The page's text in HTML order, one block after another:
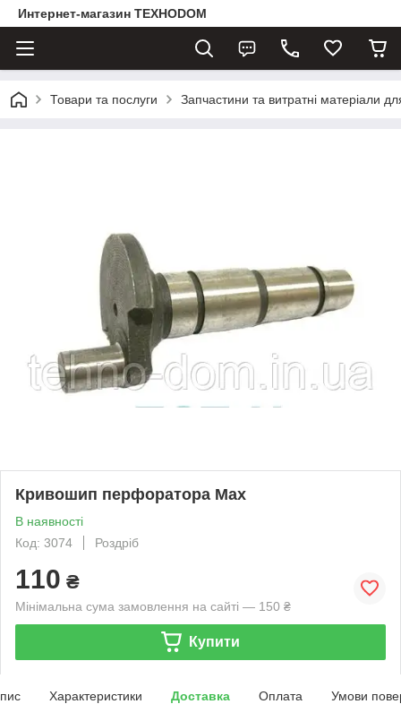
Интернет-магазин ТЕХНОDOM
Товари та послуги Запчастини та витратні матеріали
Кривошип перфоратора Max
В наявності
Код: 3074
Роздріб
110 ₴
Мінімальна сума замовлення на сайті — 150 ₴
Купити
Характеристики Доставка Оплата Умови